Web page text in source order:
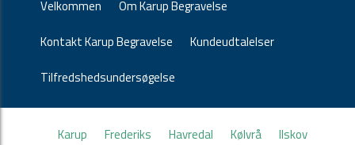
Velkommen
Om Karup Begravelse
Kontakt Karup Begravelse
Kundeudtalelser
Tilfredshedsundersøgelse
Karup Frederiks Havredal Kølvrå
Ilskov